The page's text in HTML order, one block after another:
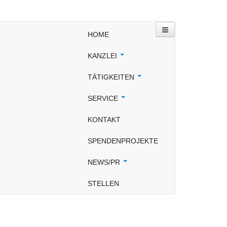
HOME
KANZLEI
TÄTIGKEITEN
SERVICE
KONTAKT
SPENDENPROJEKTE
NEWS/PR
STELLEN